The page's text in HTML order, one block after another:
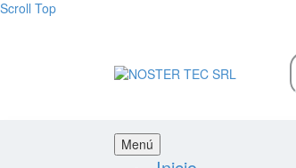
Scroll Top
Menú